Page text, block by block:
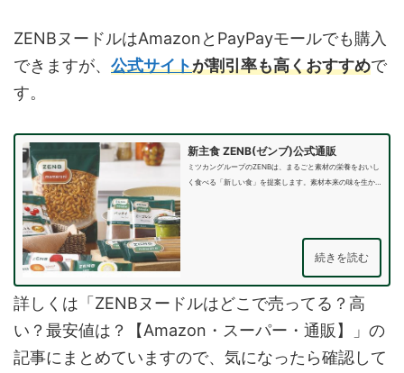
ZENBヌードルはAmazonとPayPayモールでも購入
できますが、 公式サイトが割引率も高くおすすめで
す。
新主食 ZENB(ゼンブ)公式通販
ミツカングループのZENBは、まるごと素材の栄養をおいし
く食べる「新しい食」を提案します。素材本来の味を生か
続きを読む
詳しくは「ZENBヌードルはどこで売ってる？高
い？最安値は？【Amazon・スーパー・通販】」の
記事にまとめていますので、気になったら確認して